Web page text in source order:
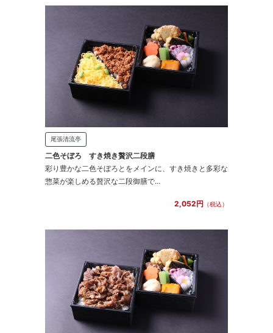
尾張清流亭
二色そぼろ すき焼き贅沢二段膳
彩り豊かな二色そぼろとをメインに、すき焼きと多彩な
惣菜が楽しめる贅沢な二段御膳で...
2,052円 （税込）